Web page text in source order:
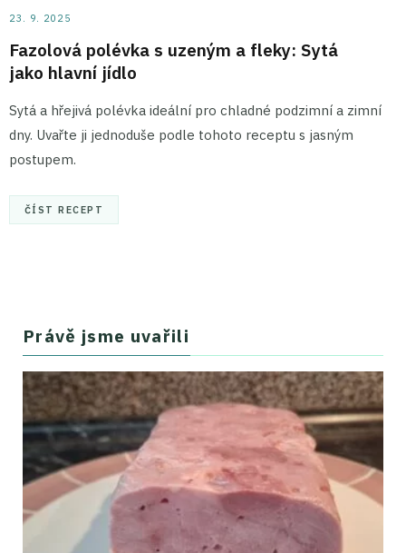
23. 9. 2025
Fazolová polévka s uzeným a fleky: Sytá
jako hlavní jídlo
Sytá a hřejivá polévka ideální pro chladné podzimní a zimní
dny. Uvařte ji jednoduše podle tohoto receptu s jasným
postupem.
ČÍST RECEPT
Právě jsme uvařili